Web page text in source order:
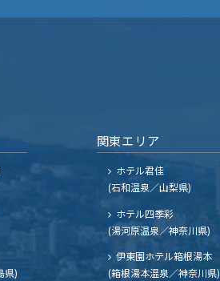
県)
関東エリア
ホテル君佳
(石和温泉／山梨県)
ホテル四季彩
(湯河原温泉／神奈川県)
伊東園ホテル箱根湯本
(箱根湯本温泉／神奈川県)